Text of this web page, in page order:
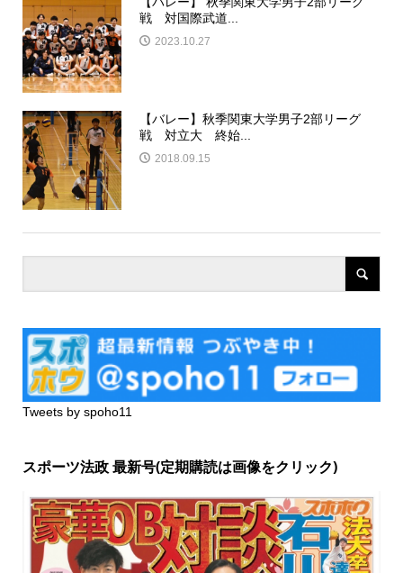
戦 対国際武道...
2023.10.27
【バレー】秋季関東大学男子2部リーグ
戦 対立大 終始...
2018.09.15
Tweets by spoho11
スポーツ法政 最新号(定期購読は画像をクリック)